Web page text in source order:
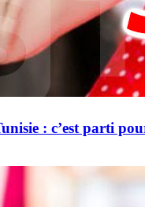
: c’est parti